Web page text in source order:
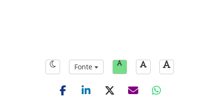
Fonte